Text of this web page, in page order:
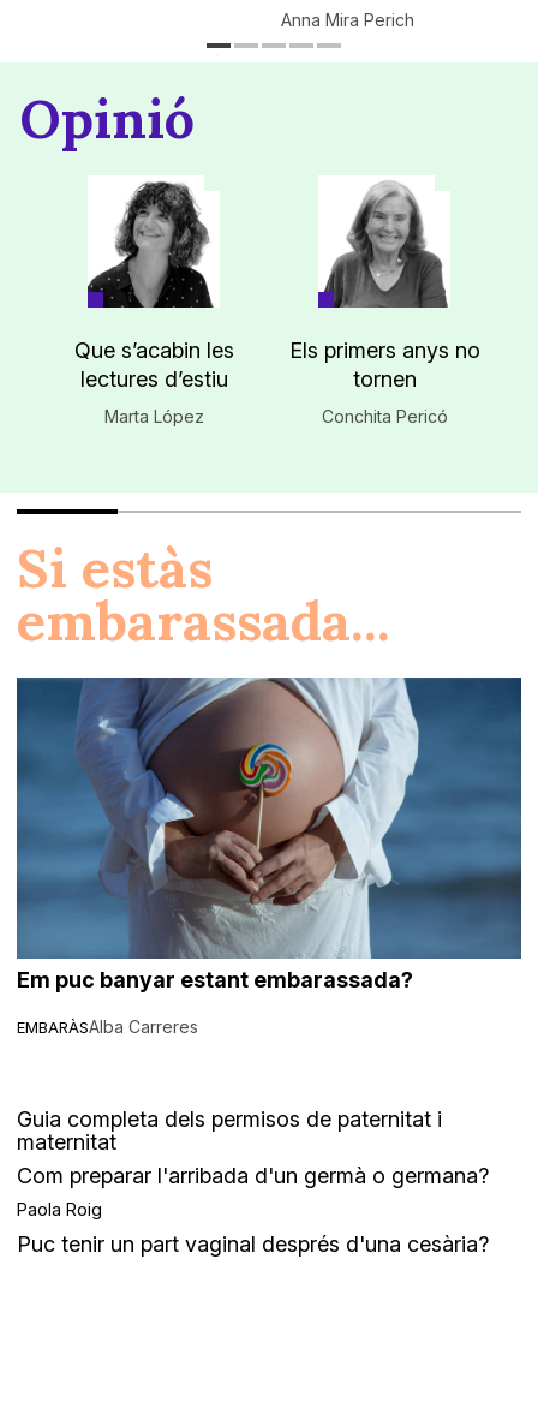
Anna Mira Perich
Opinió
Que s’acabin les
lectures d’estiu
Marta López
Els primers anys no
tornen
Conchita Pericó
Si estàs
embarassada...
EMBARÀS
Em puc banyar estant embarassada?
Alba Carreres
Guia completa dels permisos de paternitat i
maternitat
Com preparar l'arribada d'un germà o germana?
Paola Roig
Puc tenir un part vaginal després d'una cesària?